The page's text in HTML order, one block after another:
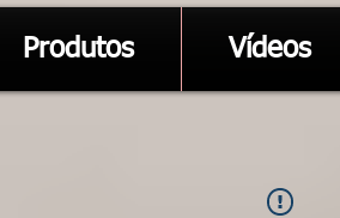
Produtos Vídeos